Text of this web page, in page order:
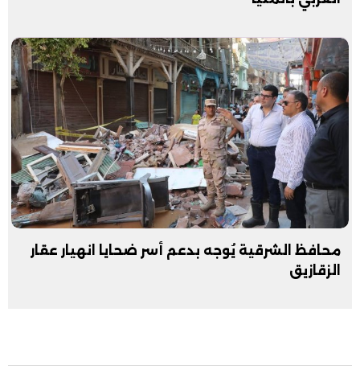
محافظ الشرقية يُوجه بدعم أسر ضحايا انهيار عقار
الزقازيق